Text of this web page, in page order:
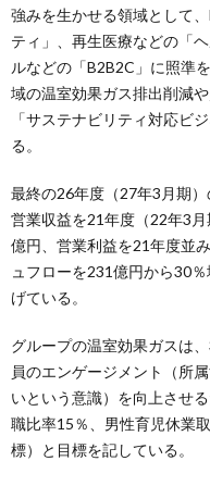
強みを生かせる領域として
ティ」、再生医療などの「
ルなどの「B2B2C」に照準
域の温室効果ガス排出削減
「サステナビリティ対応ビ
る。
最終の26年度（27年3月期
営業収益を21年度（22年3
億円、営業利益を21年度並
ュフローを231億円から30
げている。
グループの温室効果ガスは
員のエンゲージメント（所
いという意識）を向上させ
職比率15％、男性育児休業
標）と目標を記している。